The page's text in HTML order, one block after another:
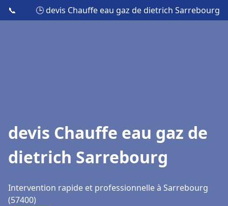
📞 🕒 devis Chauffe eau gaz de dietrich Sarrebourg
devis Chauffe eau gaz de
dietrich Sarrebourg
Intervention rapide et professionnelle à Sarrebourg
(57400)